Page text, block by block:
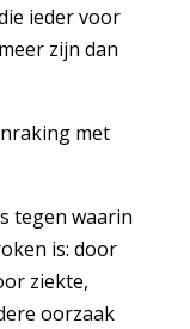
ieder voor
zijn dan
met
tegen waarin
is: door
ziekte,
oorzaak